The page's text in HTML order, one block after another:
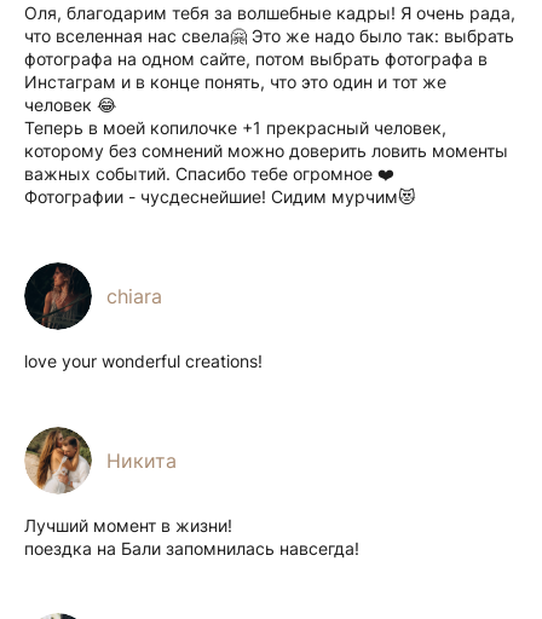
Оля, благодарим тебя за волшебные кадры! Я очень рада,
что вселенная нас свела🤗 Это же надо было так: выбрать
фотографа на одном сайте, потом выбрать фотографа в
Инстаграм и в конце понять, что это один и тот же
человек 😂
Теперь в моей копилочке +1 прекрасный человек,
которому без сомнений можно доверить ловить моменты
важных событий. Спасибо тебе огромное ❤️
Фотографии - чусдеснейшие! Сидим мурчим😻
chiara
love your wonderful creations!
Никита
Лучший момент в жизни!
поездка на Бали запомнилась навсегда!